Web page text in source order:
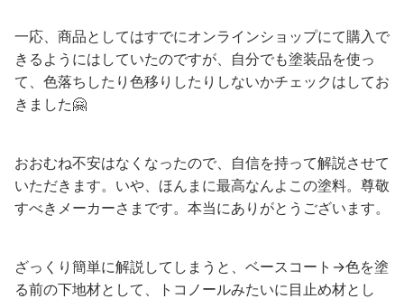
一応、商品としてはすでにオンラインショップにて購入で
きるようにはしていたのですが、自分でも塗装品を使っ
て、色落ちしたり色移りしたりしないかチェックはしてお
きました🤗
おおむね不安はなくなったので、自信を持って解説させて
いただきます。いや、ほんまに最高なんよこの塗料。尊敬
すべきメーカーさまです。本当にありがとうございます。
ざっくり簡単に解説してしまうと、ベースコート→色を塗
る前の下地材として、トコノールみたいに目止め材とし